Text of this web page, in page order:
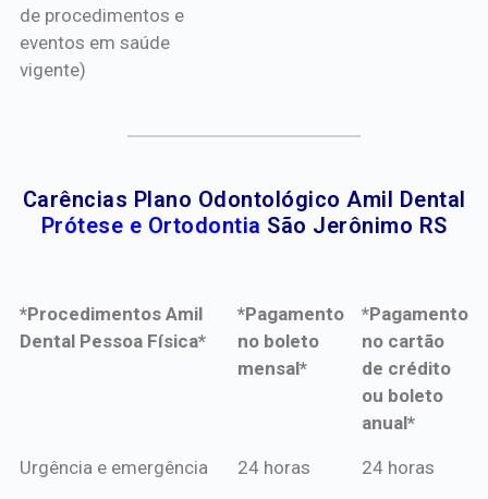
de procedimentos e
eventos em saúde
vigente)
Carências Plano Odontológico Amil Dental
Prótese e Ortodontia São Jerônimo RS
*Procedimentos Amil
Dental Pessoa Física*
*Pagamento
no boleto
mensal*
*Pagamento
no cartão
de crédito
ou boleto
anual*
*Procedimentos Amil
*Pagamento
*Pagamento
Urgência e emergência 24 horas 24 horas